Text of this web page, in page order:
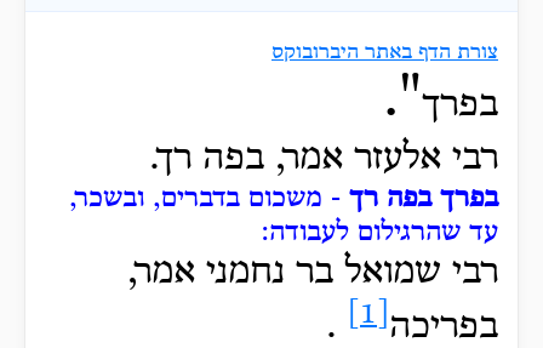
צורת הדף באתר היברובוקס
בפרך".
רבי אלעזר אמר, בפה רך.
בפרך בפה רך - משכום בדברים, ובשכר,
עד שהרגילום לעבודה:
רבי שמואל בר נחמני אמר,
בפריכה
.